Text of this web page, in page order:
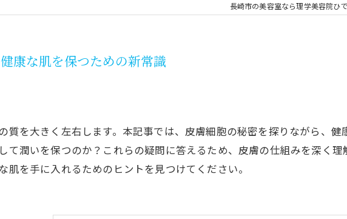
長崎市の美容室なら理学美容院ひで
康な肌を保つための新常識
質を大きく左右します。本記事では、皮膚細胞の秘密を探りながら、
て潤いを保つのか？これらの疑問に答えるため、皮膚の仕組みを深く
肌を手に入れるためのヒントを見つけてください。